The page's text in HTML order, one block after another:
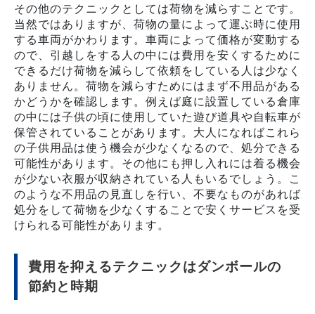
その他のテクニックとしては荷物を減らすことです。
当然ではありますが、荷物の量によって運ぶ時に使用
する車両がかわります。車両によって価格が変動する
ので、引越しをする人の中には費用を安くするために
できるだけ荷物を減らして依頼をしている人は少なく
ありません。荷物を減らすためにはまず不用品がある
かどうかを確認します。例えば庭に設置している倉庫
の中には子供の頃に使用していた遊び道具や自転車が
保管されていることがあります。大人になればこれら
の子供用品は使う機会が少なくなるので、処分できる
可能性があります。その他にも押し入れには着る機会
が少ない衣服が収納されている人もいるでしょう。こ
のような不用品の見直しを行い、不要なものがあれば
処分をして荷物を少なくすることで安くサービスを受
けられる可能性があります。
費用を抑えるテクニックはダンボールの
節約と時期